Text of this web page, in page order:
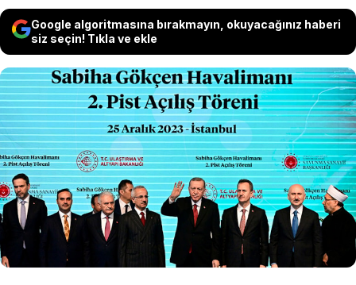
Google algoritmasına bırakmayın, okuyacağınız haberi
siz seçin! Tıkla ve ekle
İstanbul Sabiha Gökçen Havalimanı'nın tüm
işletme haklarını elinde bulunduran Malezyalı
şirket, ortaklık için IC Holding ile görüşüyor. IC
Holding Ulaştırma ve Altyapı Grup Başkanı
Serhat Soğukpınar, Sabiha Gökçen'e CEO
olarak atandı.